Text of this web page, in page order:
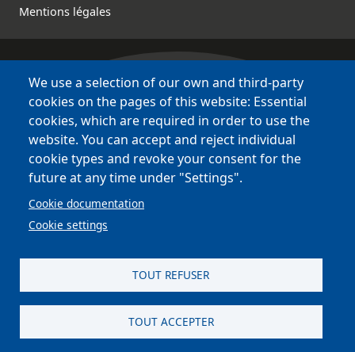
Mentions légales
Bretagne Culture Diversité
des sites variés !
Sites
BCD
Bazhvalan
Bécédia
BED
PCI
We use a selection of our own and third-party
cookies on the pages of this website: Essential
cookies, which are required in order to use the
website. You can accept and reject individual
cookie types and revoke your consent for the
future at any time under "Settings".
Cookie documentation
Cookie settings
TOUT REFUSER
TOUT ACCEPTER
Astraga